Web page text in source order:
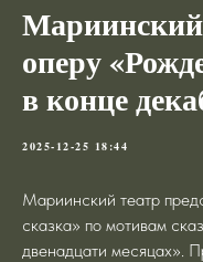
оперу
в конце
2025-12-25 18:44
Мариинский театр
сказка» по мотивам
двенадцати месяцах».